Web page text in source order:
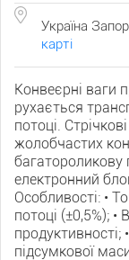
Україна
карті
Конвеєрні ваги
рухається
потоці.
жолобчастих
електронний
Особливості: •
потоці (±0,5%);
продуктивності;
підсумкової